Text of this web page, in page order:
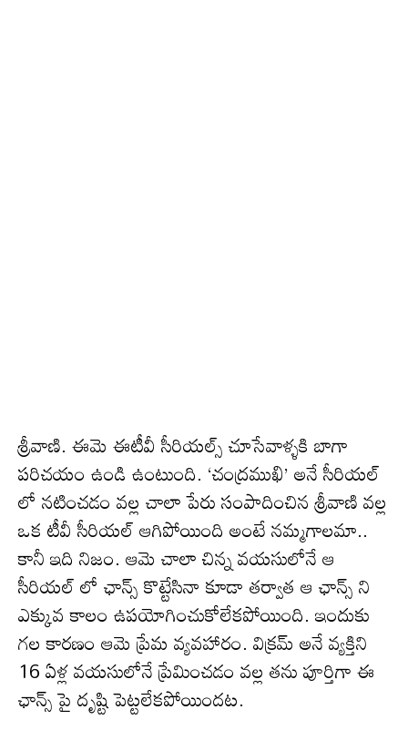
శ్రీవాణి. ఈమె ఈటీవీ సీరియల్స్ చూసేవాళ్ళకి బాగా
పరిచయం ఉండి ఉంటుంది. ‘చంద్రముఖి’ అనే సీరియల్
లో నటించడం వల్ల చాలా పేరు సంపాదించిన శ్రీవాణి వల్ల
ఒక టీవీ సీరియల్ ఆగిపోయింది అంటే నమ్మగాలమా..
కానీ ఇది నిజం. ఆమె చాలా చిన్న వయసులోనే ఆ
సీరియల్ లో ఛాన్స్ కొట్టేసినా కూడా తర్వాత ఆ ఛాన్స్ ని
ఎక్కువ కాలం ఉపయోగించుకోలేకపోయింది. ఇందుకు
గల కారణం ఆమె ప్రేమ వ్యవహారం. విక్రమ్ అనే వ్యక్తిని
16 ఏళ్ల వయసులోనే ప్రేమించడం వల్ల తను పూర్తిగా ఈ
ఛాన్స్ పై దృష్టి పెట్టలేకపోయిందట.